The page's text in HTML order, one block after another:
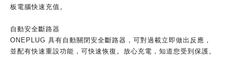
板電腦快速充值。
自動安全斷路器
ONEPLUG 具有自動關閉安全斷路器，可對過載立即做出反應，
並配有快速重設功能，可快速恢復。放心充電，知道您受到保護。